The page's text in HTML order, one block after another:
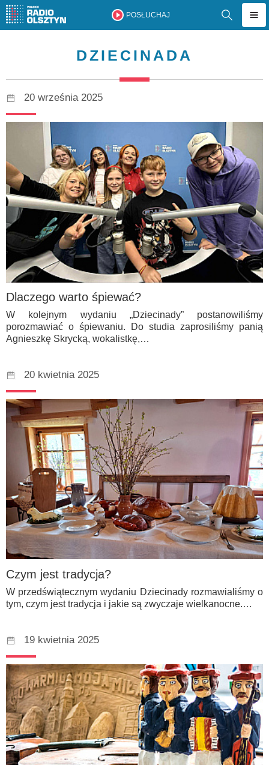
POSŁUCHAJ
DZIECINADA
20 września 2025
Dlaczego warto śpiewać?
W kolejnym wydaniu „Dziecinady” postanowiliśmy
porozmawiać o śpiewaniu. Do studia zaprosiliśmy panią
Agnieszkę Skrycką, wokalistkę,…
20 kwietnia 2025
Czym jest tradycja?
W przedświątecznym wydaniu Dziecinady rozmawialiśmy o
tym, czym jest tradycja i jakie są zwyczaje wielkanocne.…
19 kwietnia 2025